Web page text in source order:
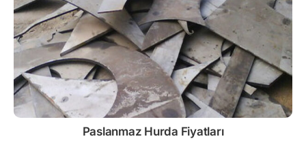
Paslanmaz Hurda Fiyatları